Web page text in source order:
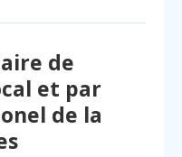
de
et par
de la